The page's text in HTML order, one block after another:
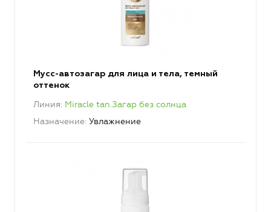
Мусс-автозагар для лица и тела, темный
оттенок
Линия Miracle tan.Загар без солнца
Назначение Увлажнение